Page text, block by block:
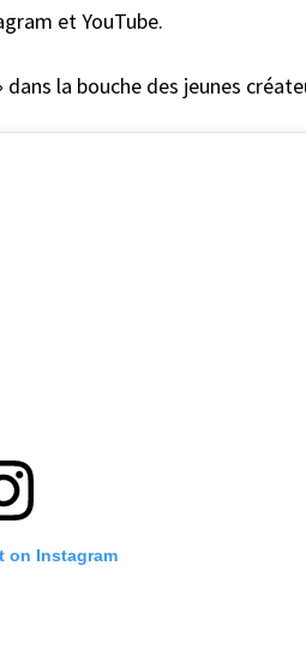
et YouTube.
la bouche des jeunes
on Instagram